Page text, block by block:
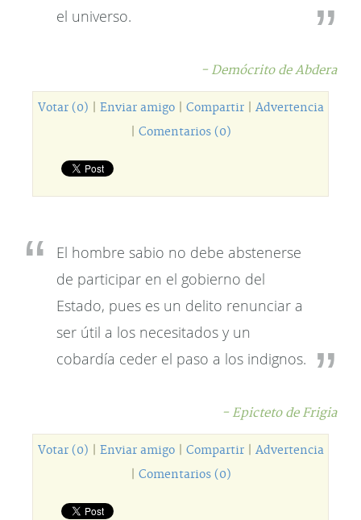
el universo.
- Demócrito de Abdera
Votar (0) Enviar amigo| Compartir| Advertencia
Comentarios (0)
El hombre sabio no debe abstenerse
de participar en el gobierno del
Estado, pues es un delito renunciar a
ser útil a los necesitados y un
cobardía ceder el paso a los indignos.
- Epicteto de Frigia
Votar (0) Enviar amigo| Compartir| Advertencia
Comentarios (0)